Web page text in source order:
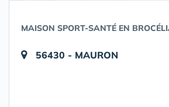
MAISON SPORT-SANTÉ EN
56430 - MAURON